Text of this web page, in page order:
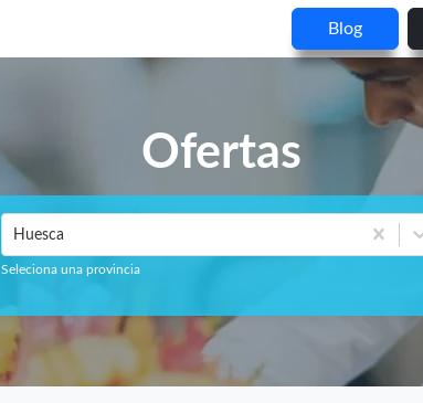
Blog
Ofertas
Huesca
Seleciona una provincia